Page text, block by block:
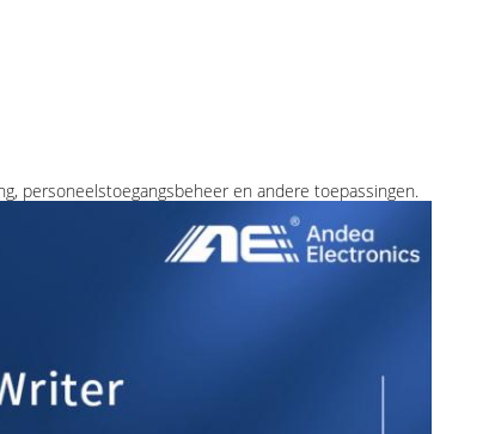
personeelstoegangsbeheer en andere toepassingen.